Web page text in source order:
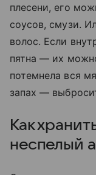
плесени, его
соусов, смузи.
волос. Если
пятна — их
потемнела вся
запах —
Как
неспелый